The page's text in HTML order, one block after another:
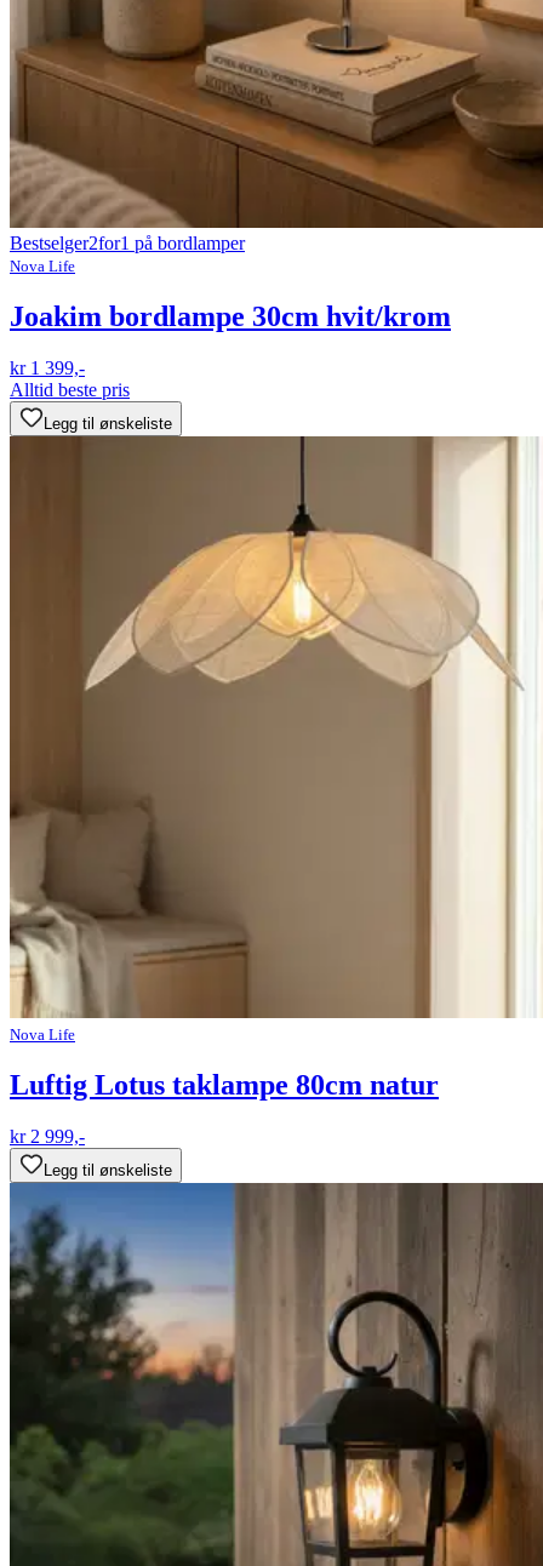
Bestselger2for1 på bordlamper
Nova Life
Joakim bordlampe 30cm hvit/krom
kr 1 399,-
Alltid beste pris
Legg til ønskeliste
Nova Life
Luftig Lotus taklampe 80cm natur
kr 2 999,-
Legg til ønskeliste